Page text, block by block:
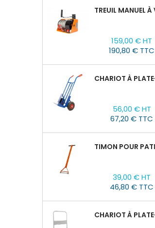
159,00 € HT
190,80 € TTC
56,00 € HT
67,20 € TTC
39,00 € HT
46,80 € TTC